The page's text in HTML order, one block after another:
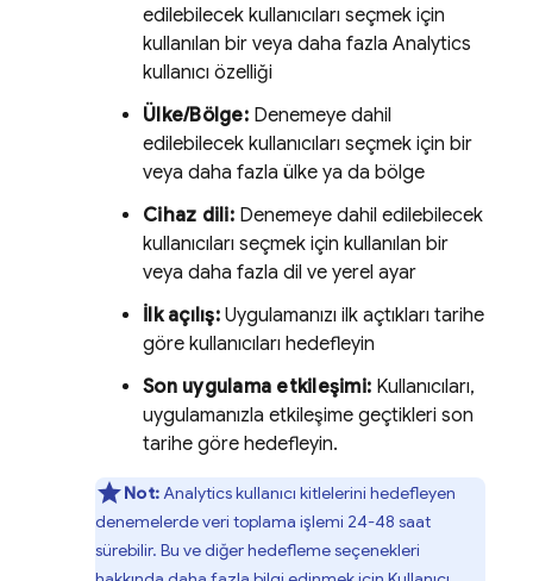
edilebilecek kullanıcıları seçmek için
kullanılan bir veya daha fazla Analytics
kullanıcı özelliği
Ülke/Bölge:Denemeye dahil
edilebilecek kullanıcıları seçmek için bir
veya daha fazla ülke ya da bölge
Cihaz dili:Denemeye dahil edilebilecek
kullanıcıları seçmek için kullanılan bir
veya daha fazla dil ve yerel ayar
İlk açılış:Uygulamanızı ilk açtıkları tarihe
göre kullanıcıları hedefleyin
Son uygulama etkileşimi: Kullanıcıları,
uygulamanızla etkileşime geçtikleri son
tarihe göre hedefleyin.
Not:Analyticskullanıcı kitlelerini hedefleyen
denemelerde veri toplama işlemi 24-48 saat
sürebilir. Bu ve diğer hedefleme seçenekleri